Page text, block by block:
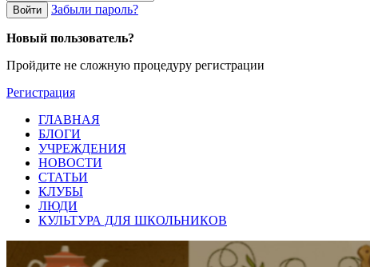
Войти Забыли пароль?
Новый пользователь?
Пройдите не сложную процедуру регистрации
Регистрация
ГЛАВНАЯ
БЛОГИ
УЧРЕЖДЕНИЯ
НОВОСТИ
СТАТЬИ
КЛУБЫ
ЛЮДИ
КУЛЬТУРА ДЛЯ ШКОЛЬНИКОВ